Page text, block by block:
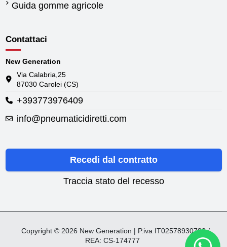
Guida gomme agricole
Contattaci
New Generation
Via Calabria,25
87030 Carolei (CS)
+393773976409
info@pneumaticidiretti.com
Recedi dal contratto
Traccia stato del recesso
Copyright © 2026 New Generation | P.iva IT02578930782 /
REA: CS-174777